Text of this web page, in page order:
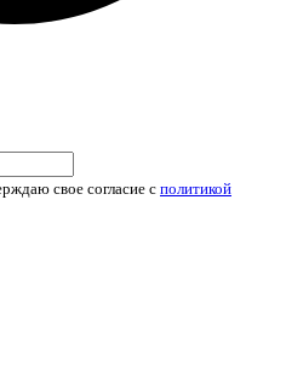
свое согласие с политикой